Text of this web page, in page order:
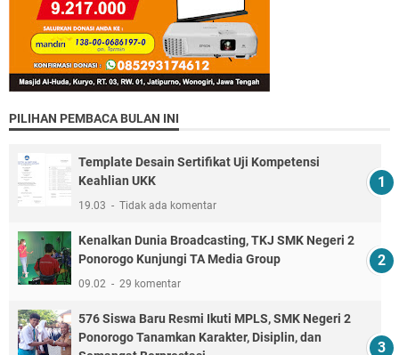
PILIHAN PEMBACA BULAN INI
Template Desain Sertifikat Uji Kompetensi
Keahlian UKK
19.03 Tidak ada komentar
Kenalkan Dunia Broadcasting, TKJ SMK Negeri 2
Ponorogo Kunjungi TA Media Group
09.02 29 komentar
576 Siswa Baru Resmi Ikuti MPLS, SMK Negeri 2
Ponorogo Tanamkan Karakter, Disiplin, dan